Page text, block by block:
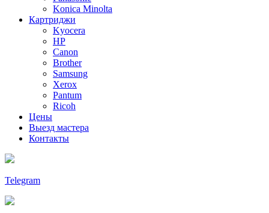
Konica Minolta
Картриджи
Kyocera
HP
Canon
Brother
Samsung
Xerox
Pantum
Ricoh
Цены
Выезд мастера
Контакты
Telegram